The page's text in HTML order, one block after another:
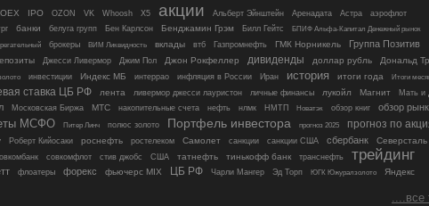
IPO OZON VK Whoosh X5 акции Альберт Эйнштейн Аренадата Астра
аэрофлот
банки белуга групп Бен Карлсон Бенджамин Грэм Билл Гейтс
БПИФ Альфа-Капитал Денежный рынок
брокеры ВИМ Ликвидность вклады втб Газпромнефть ГМК Норникель Группа Позитив
Джесси Ливермор Джим Пол Джон Рокфеллер дивиденды доллар рубль Дональд
инвестиции Индекс МБ интеррао инфляция в России Иран история итоги года Итоги
ставка ЦБ РФ лента ливермор джесси лауристон личные финансы лукойл Магнит
Мать и
Московская Биржа МТС накопительные счета нефть нлмк НМТП Новатэк обзор книг обзор
МСФО Питер Линч полюс золото Портфель инвестора прогноз 2025 прогноз по
Роберт Кийосаки роснефть ростелеком Самолет санкции санкции США сбербанк Северсталь
совкомфлот стив джобс США татнефть тинькофф банк транснефть трейдинг
флоатеры форекс фьючерс MIX ЦБ РФ Чарли Мангер Эд Торп ЮГК Южуралзолото Яндекс
....все